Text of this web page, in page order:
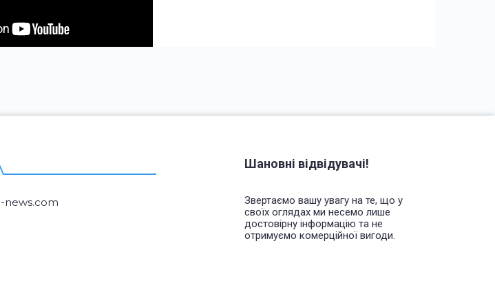
Шановні відвідувачі!
Звертаємо вашу увагу на те, що у
своїх оглядах ми несемо лише
достовірну інформацію та не
отримуємо комерційної вигоди.